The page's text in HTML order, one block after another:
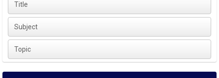
Title
Subject
Topic